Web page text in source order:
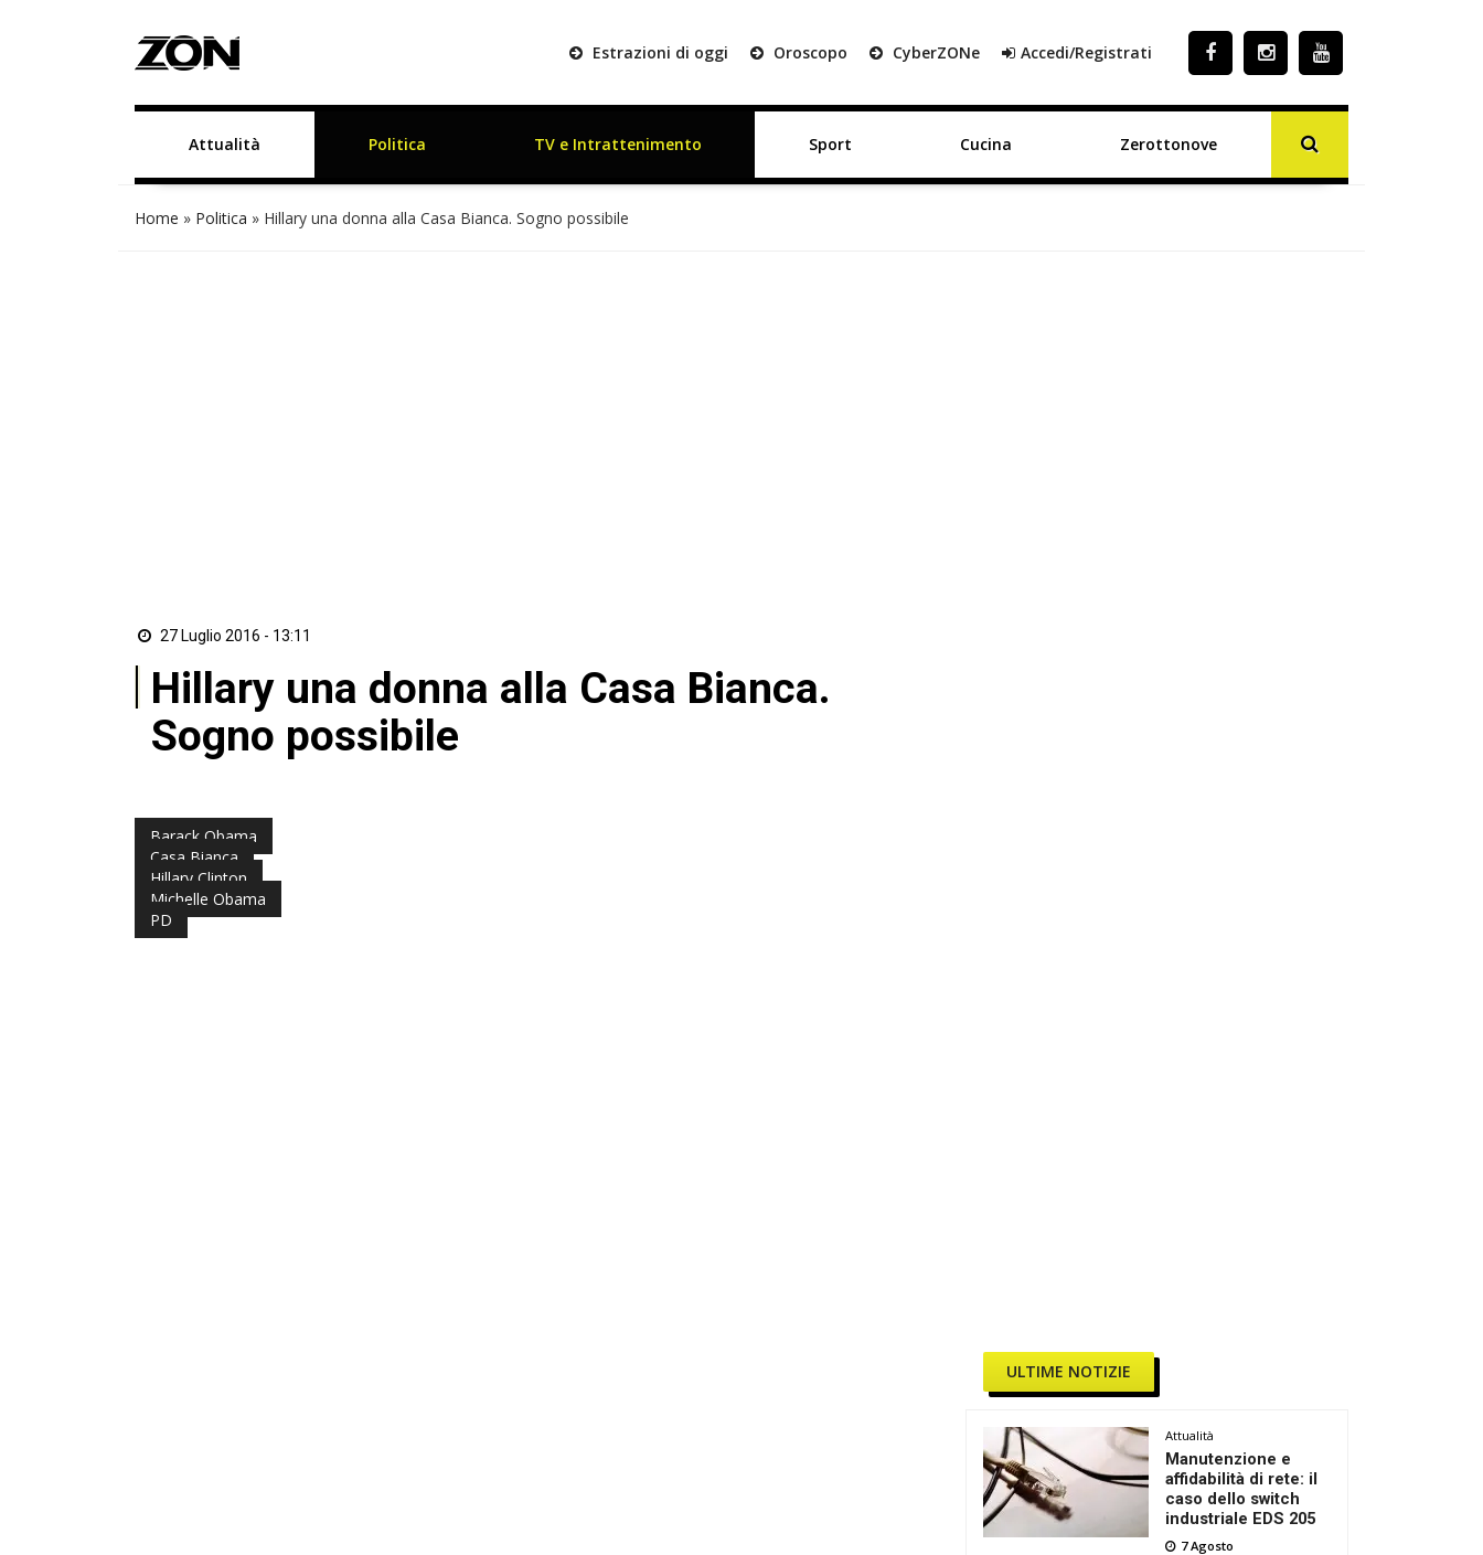
Estrazioni di oggi Oroscopo CyberZONe Accedi/Registrati
Attualità Politica TV e Intrattenimento Sport Cucina Zerottonove
Home » Politica » Hillary una donna alla Casa Bianca. Sogno possibile
27 Luglio 2016 - 13:11
Hillary una donna alla Casa Bianca.
Sogno possibile
Barack Obama
Casa Bianca
Hillary Clinton
Michelle Obama
PD
di Redazione ZON
ULTIME NOTIZIE
Attualità
Manutenzione e
affidabilità di rete: il
caso dello switch
industriale EDS 205
7 Agosto